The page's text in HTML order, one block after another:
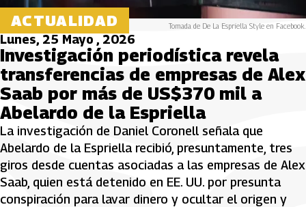
ACTUALIDAD Tomada de De La Espriella Style en Facebook.
Lunes, 25 Mayo , 2026
Investigación periodística revela
transferencias de empresas de Alex
Saab por más de US$370 mil a
Abelardo de la Espriella
La investigación de Daniel Coronell señala que
Abelardo de la Espriella recibió, presuntamente, tres
giros desde cuentas asociadas a las empresas de Alex
Saab, quien está detenido en EE. UU. por presunta
conspiración para lavar dinero y ocultar el origen y